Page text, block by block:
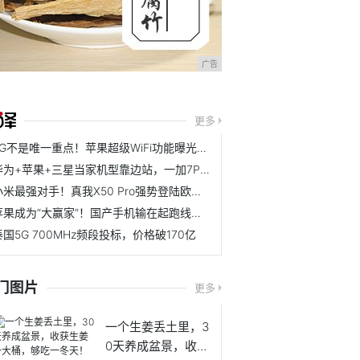
广告
更多
5G不是唯一重点！苹果超级WiFi功能曝光，iPhone12从此再无缺点
华为+苹果+三星当家机型靠边站，一加7Pro才是年度最佳
小米最强对手！真我X50 Pro强势登陆欧洲，5G旗舰市场再添新标杆
苹果成为“大赢家”！国产手机输在起跑线上，iPhone逆势增长
国5G 700MHz频段投标，价格破170亿
图片 更多
一个生姜丢土里，3
0天养成盆景，收获